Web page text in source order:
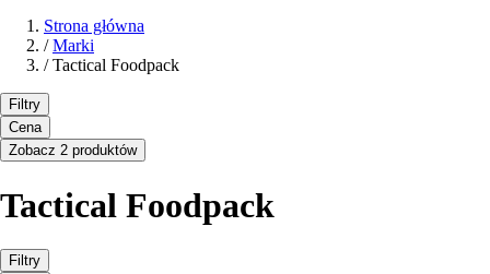
Strona główna
/ Marki
/ Tactical Foodpack
Filtry
Cena
Zobacz 2 produktów
Tactical Foodpack
Filtry